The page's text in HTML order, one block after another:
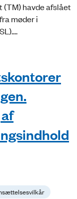
(TM) havde afslået
møder i